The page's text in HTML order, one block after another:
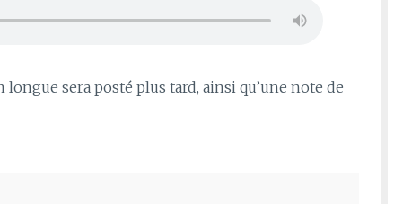
sera posté plus tard, ainsi qu’une note de